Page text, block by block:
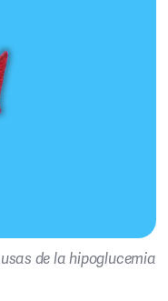
de la hipoglucemia